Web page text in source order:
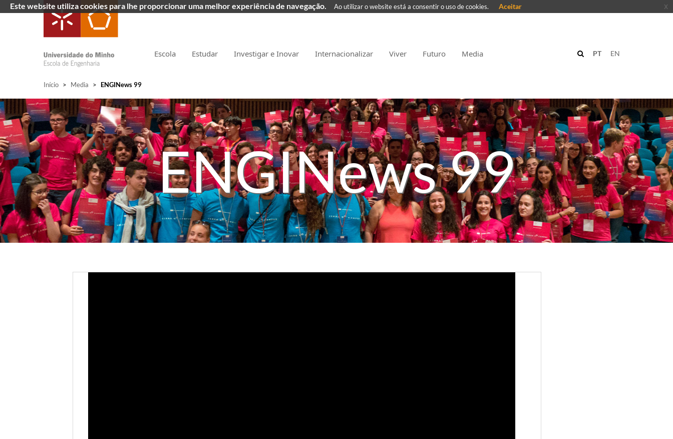
Escola Estudar Investigar e Inovar Internacionalizar Viver Futuro Media EN
PT
Início > Media > ENGINews 99
ENGINews 99
Este website utiliza cookies para lhe proporcionar uma melhor experiência de navegação. Ao utilizar o website está a consentir o uso de cookies. Aceitar x